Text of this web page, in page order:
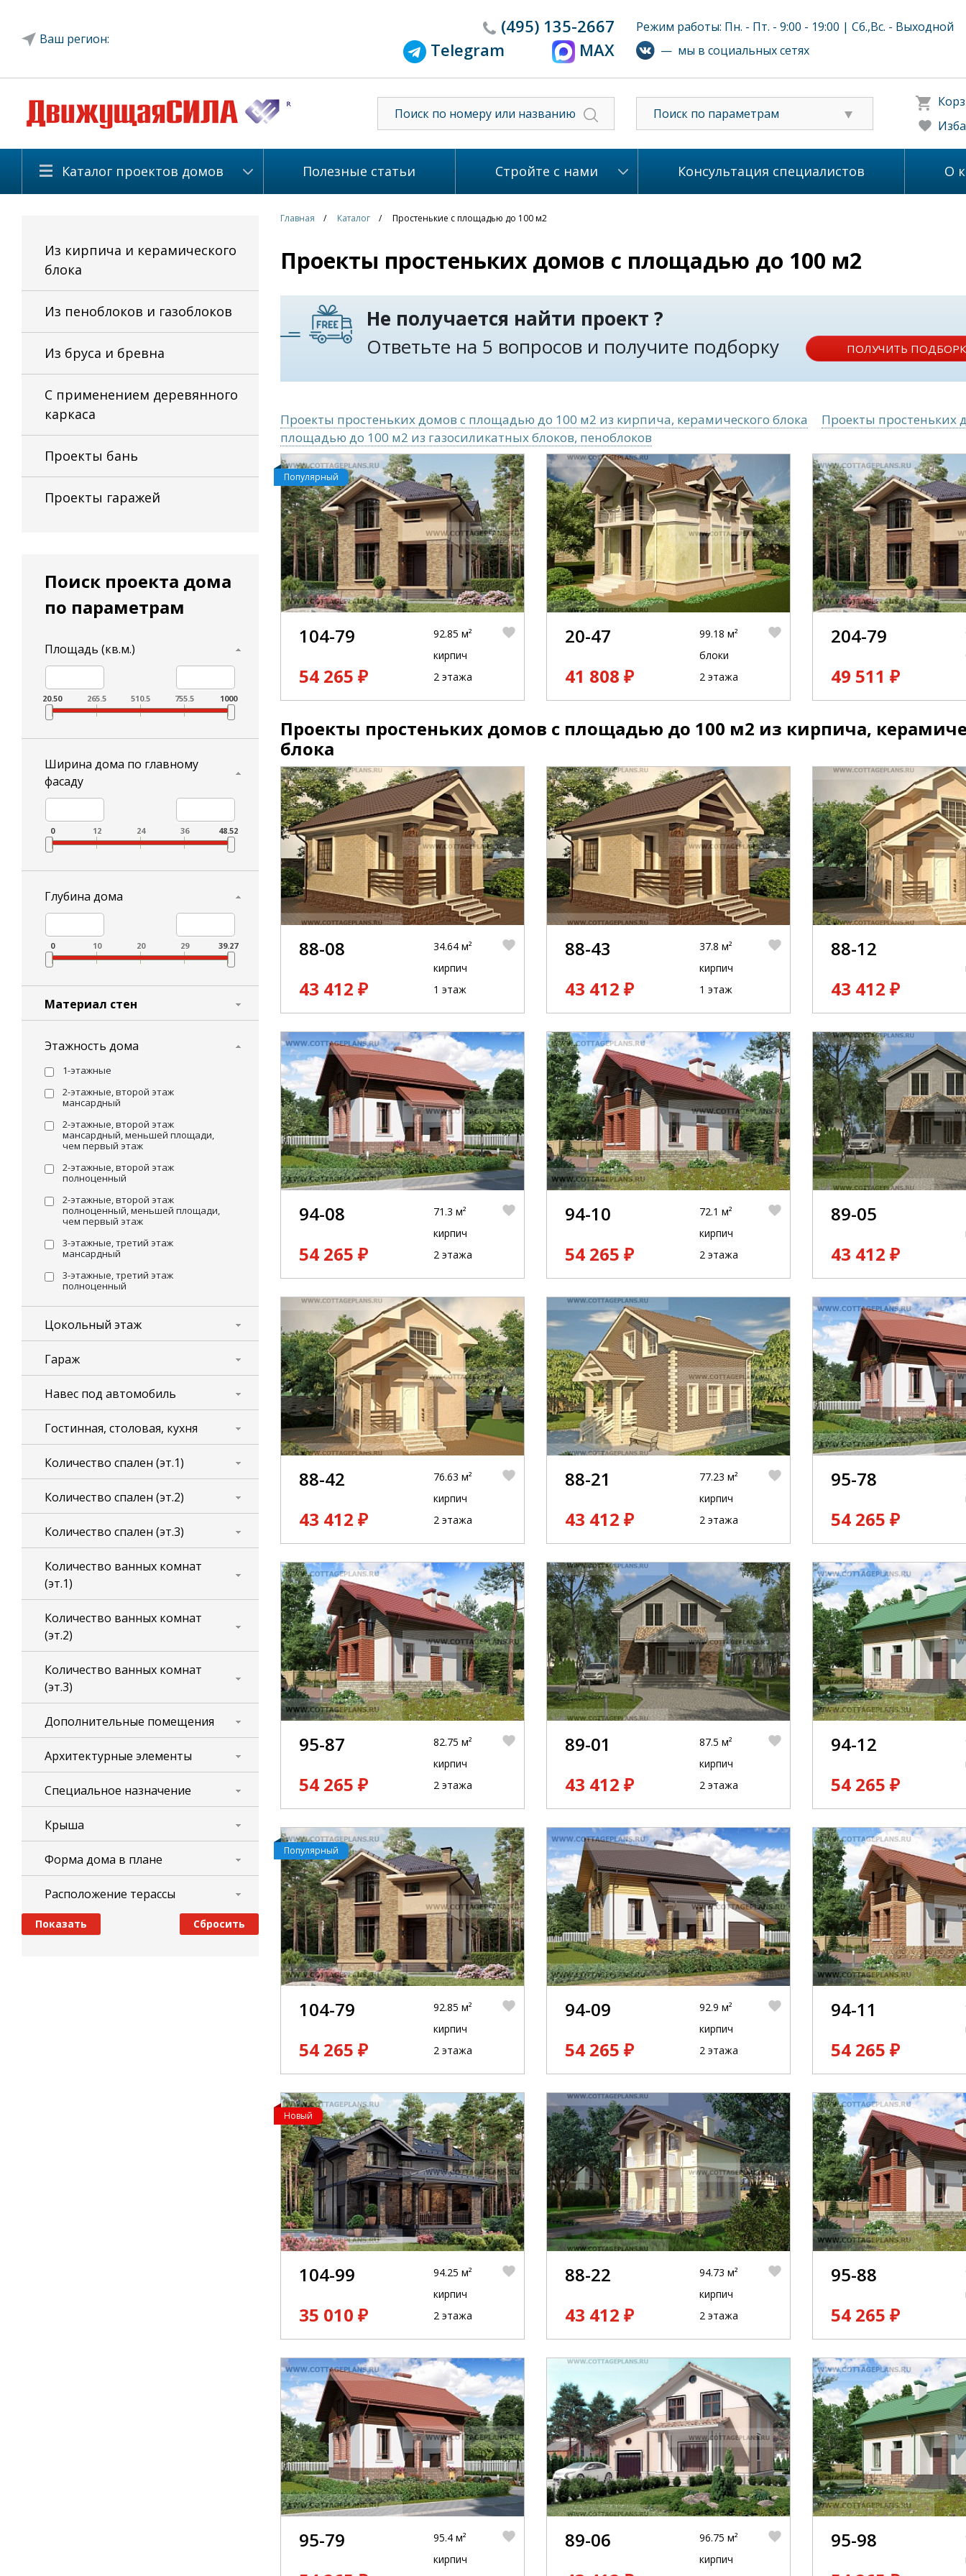
Ваш регион:
(495) 135-2667
Telegram
MAX
Режим работы: Пн. - Пт. - 9:00 - 19:00 | Сб.,Вс. - Выходной
— мы в социальных сетях
Поиск по параметрам
Каталог проектов домов Полезные статьи Стройте с нами Консультация специалистов О
Из кирпича и керамического
блока
Из пеноблоков и газоблоков
Из бруса и бревна
С применением деревянного
каркаса
Проекты бань
Проекты гаражей
Поиск проекта дома
по параметрам
Площадь (кв.м.)
20.50 265.5 510.5 755.5 1000
Ширина дома по главному
фасаду
0 12 24 36 48.52
Глубина дома
0 10 20 29 39.27
Материал стен
Этажность дома
1-этажные
2-этажные, второй этаж
мансардный
2-этажные, второй этаж
мансардный, меньшей площади,
чем первый этаж
2-этажные, второй этаж
полноценный
2-этажные, второй этаж
полноценный, меньшей площади,
чем первый этаж
3-этажные, третий этаж
мансардный
3-этажные, третий этаж
полноценный
Цокольный этаж
Гараж
Навес под автомобиль
Гостинная, столовая, кухня
Количество спален (эт.1)
Количество спален (эт.2)
Количество спален (эт.3)
Количество ванных комнат
(эт.1)
Количество ванных комнат
(эт.2)
Количество ванных комнат
(эт.3)
Дополнительные помещения
Архитектурные элементы
Специальное назначение
Крыша
Форма дома в плане
Расположение терассы
Главная Каталог Простенькие с площадью до 100 м2
Проекты простеньких домов с площадью до 100 м2
Не получается найти проект ?
Ответьте на 5 вопросов и получите подборку
ПОЛУЧИТЬ
Проекты простеньких домов с площадью до 100 м2 из кирпича, керамического блока
Проекты простеньких
площадью до 100 м2 из газосиликатных блоков, пеноблоков
Популярный
104-79
54 265 ₽
92.85 м²
кирпич
2 этажа
20-47
41 808 ₽
99.18 м²
блоки
2 этажа
204-79
49 511 ₽
Проекты простеньких домов с площадью до 100 м2 из кирпича,
блока
88-08
43 412 ₽
34.64 м²
кирпич
1 этаж
88-43
43 412 ₽
37.8 м²
кирпич
1 этаж
88-12
43 412 ₽
94-08
54 265 ₽
71.3 м²
кирпич
2 этажа
94-10
54 265 ₽
72.1 м²
кирпич
2 этажа
89-05
43 412 ₽
88-42
43 412 ₽
76.63 м²
кирпич
2 этажа
88-21
43 412 ₽
77.23 м²
кирпич
2 этажа
95-78
54 265 ₽
95-87
54 265 ₽
82.75 м²
кирпич
2 этажа
89-01
43 412 ₽
87.5 м²
кирпич
2 этажа
94-12
54 265 ₽
Популярный
104-79
54 265 ₽
92.85 м²
кирпич
2 этажа
94-09
54 265 ₽
92.9 м²
кирпич
2 этажа
94-11
54 265 ₽
Новый
104-99
35 010 ₽
94.25 м²
кирпич
2 этажа
88-22
43 412 ₽
94.73 м²
кирпич
2 этажа
95-88
54 265 ₽
95-79
95.4 м²
кирпич
89-06
96.75 м²
кирпич
95-98